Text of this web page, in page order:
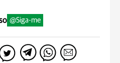
@Siga-me